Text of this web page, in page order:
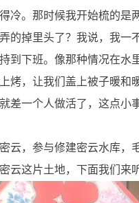
冷。那时候我开始梳的
的掉里头了？我说，我
到下班。像那种情况在
烤，让我们盖上被子暖
差一个人做活了，这点小
云，参与修建密云水库
云这片土地，下面我们来